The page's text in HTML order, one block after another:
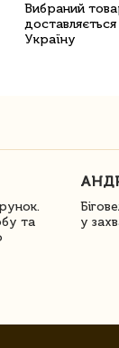
Вибраний
Україну
та
у